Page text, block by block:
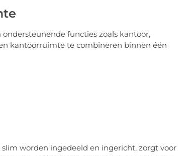
functies zoals kantoor,
kantoorruimte te combineren binnen één
worden ingedeeld en ingericht, zorgt voor